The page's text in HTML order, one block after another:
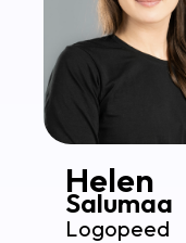
Helen
Salumaa
Logopeed